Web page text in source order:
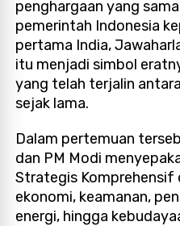
penghargaan yang
pemerintah Indonesia
pertama India,
itu menjadi simbol
yang telah terjalin
sejak lama.
Dalam pertemuan
dan PM Modi
Strategis Komprehensif
ekonomi, keamanan,
energi, hingga